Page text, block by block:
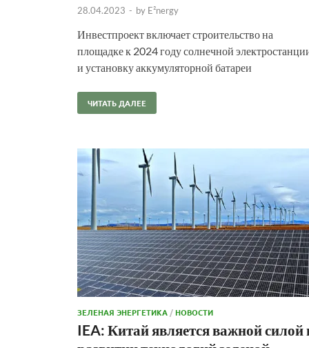
28.04.2023 - by E²nergy
Инвестпроект включает строительство на
площадке к 2024 году солнечной
и установку аккумуляторной батареи
ЧИТАТЬ ДАЛЕЕ
ЗЕЛЕНАЯ ЭНЕРГЕТИКА /НОВОСТИ
IEA: Китай является важной силой